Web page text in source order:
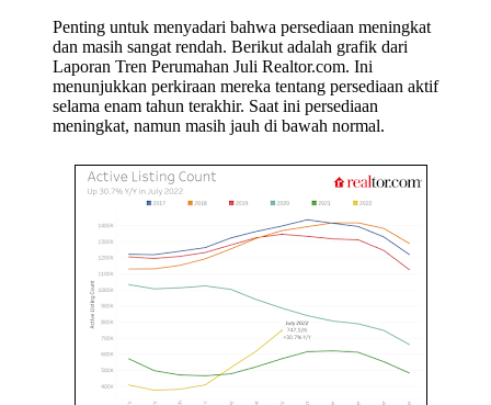
Penting untuk menyadari bahwa persediaan meningkat
dan masih sangat rendah. Berikut adalah grafik dari
Laporan Tren Perumahan Juli Realtor.com. Ini
menunjukkan perkiraan mereka tentang persediaan aktif
selama enam tahun terakhir. Saat ini persediaan
meningkat, namun masih jauh di bawah normal.